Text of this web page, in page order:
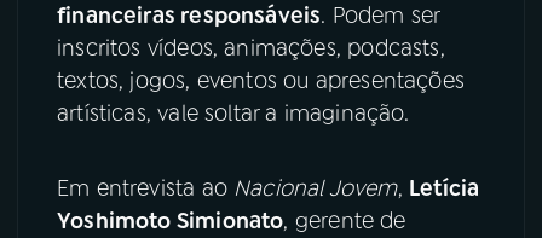
financeiras responsáveis. Podem ser
inscritos vídeos, animações, podcasts,
textos, jogos, eventos ou apresentações
artísticas, vale soltar a imaginação.
Em entrevista ao Nacional Jovem, Letícia
Yoshimoto Simionato, gerente de